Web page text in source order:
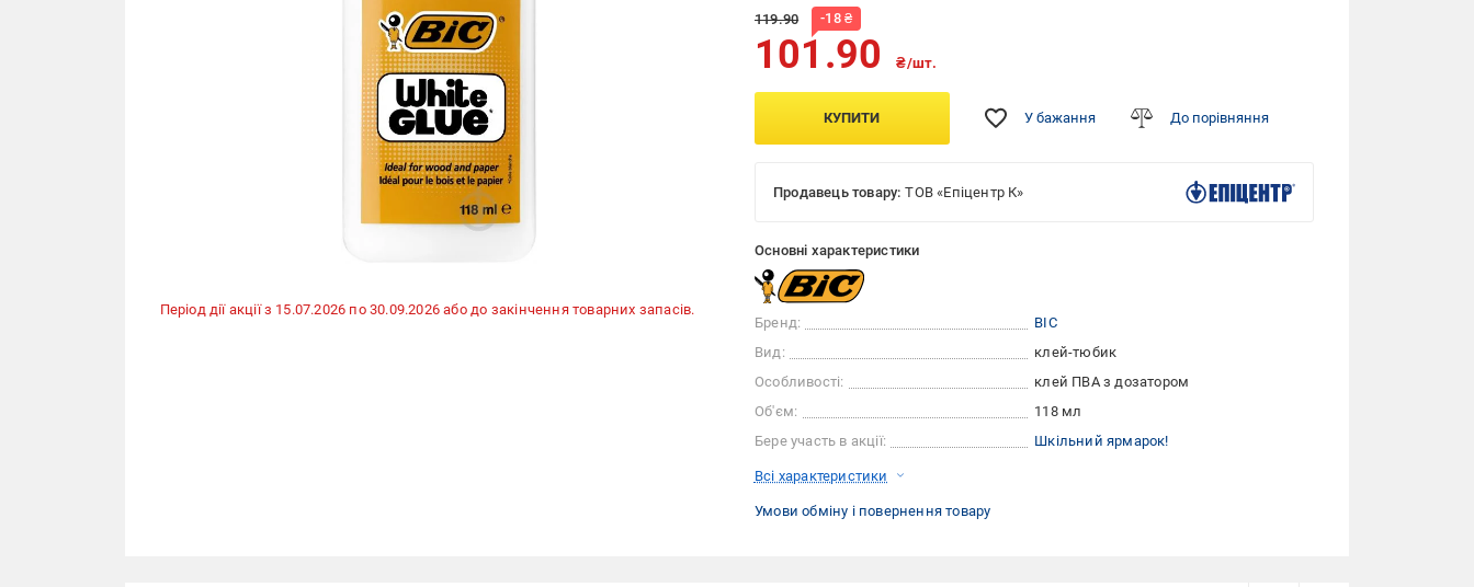
Період дії акції з 15.07.2026 по 30.09.2026 або до закінчення товарних запасів.
119.90 -18₴
101.90 ₴/шт.
КУПИТИ У бажання До порівняння
Продавець товару: ТОВ «Епіцентр К»
Основні характеристики
Бренд:
BIC
Вид:
клей-тюбик
Особливості:
клей ПВА з дозатором
Об'єм:
118 мл
Бере участь в акції:
Шкільний ярмарок!
Всі характеристики
Умови обміну і повернення товару